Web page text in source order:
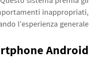
inappropriati,
l’esperienza generale.
Android